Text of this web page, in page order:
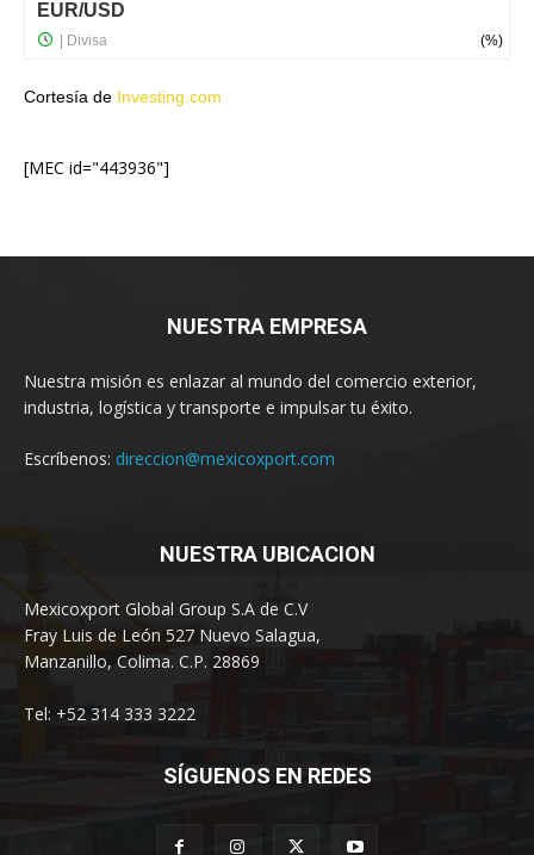
Cortesía de Investing.com
[MEC id="443936"]
NUESTRA EMPRESA
Nuestra misión es enlazar al mundo del comercio exterior,
industria, logística y transporte e impulsar tu éxito.
Escríbenos: direccion@mexicoxport.com
NUESTRA UBICACION
Mexicoxport Global Group S.A de C.V
Fray Luis de León 527 Nuevo Salagua,
Manzanillo, Colima. C.P. 28869
Tel: +52 314 333 3222
SÍGUENOS EN REDES